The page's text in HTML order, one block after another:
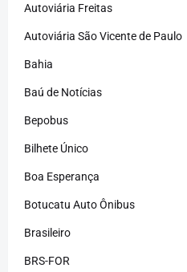
Autoviária Freitas
Autoviária São Vicente de Paulo
Bahia
Baú de Notícias
Bepobus
Bilhete Único
Boa Esperança
Botucatu Auto Ônibus
Brasileiro
BRS-FOR